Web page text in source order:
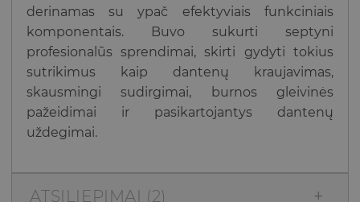
derinamas su ypač efektyviais funkciniais
komponentais. Buvo sukurti septyni
profesionalūs sprendimai, skirti gydyti tokius
sutrikimus kaip dantenų kraujavimas,
skausmingi sudirgimai, burnos gleivinės
pažeidimai ir pasikartojantys dantenų
uždegimai.
ATSILIEPIMAI (2)